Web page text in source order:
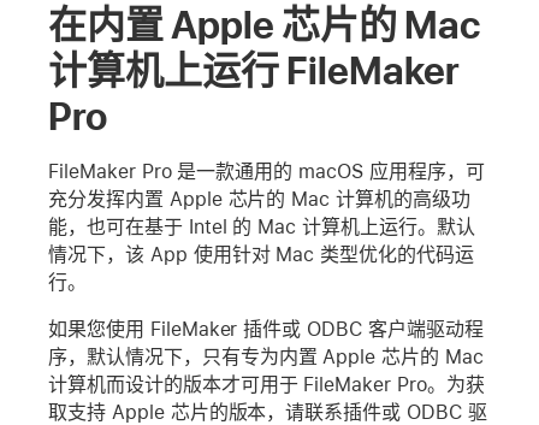
在内置 Apple 芯片的 Mac
计算机上运行 FileMaker
Pro
FileMaker Pro 是一款通用的 macOS 应用程序，可
充分发挥内置 Apple 芯片的 Mac 计算机的高级功
能，也可在基于 Intel 的 Mac 计算机上运行。默认
情况下，该 App 使用针对 Mac 类型优化的代码运
行。
如果您使用 FileMaker 插件或 ODBC 客户端驱动程
序，默认情况下，只有专为内置 Apple 芯片的 Mac
计算机而设计的版本才可用于 FileMaker Pro。为获
取支持 Apple 芯片的版本，请联系插件或 ODBC 驱